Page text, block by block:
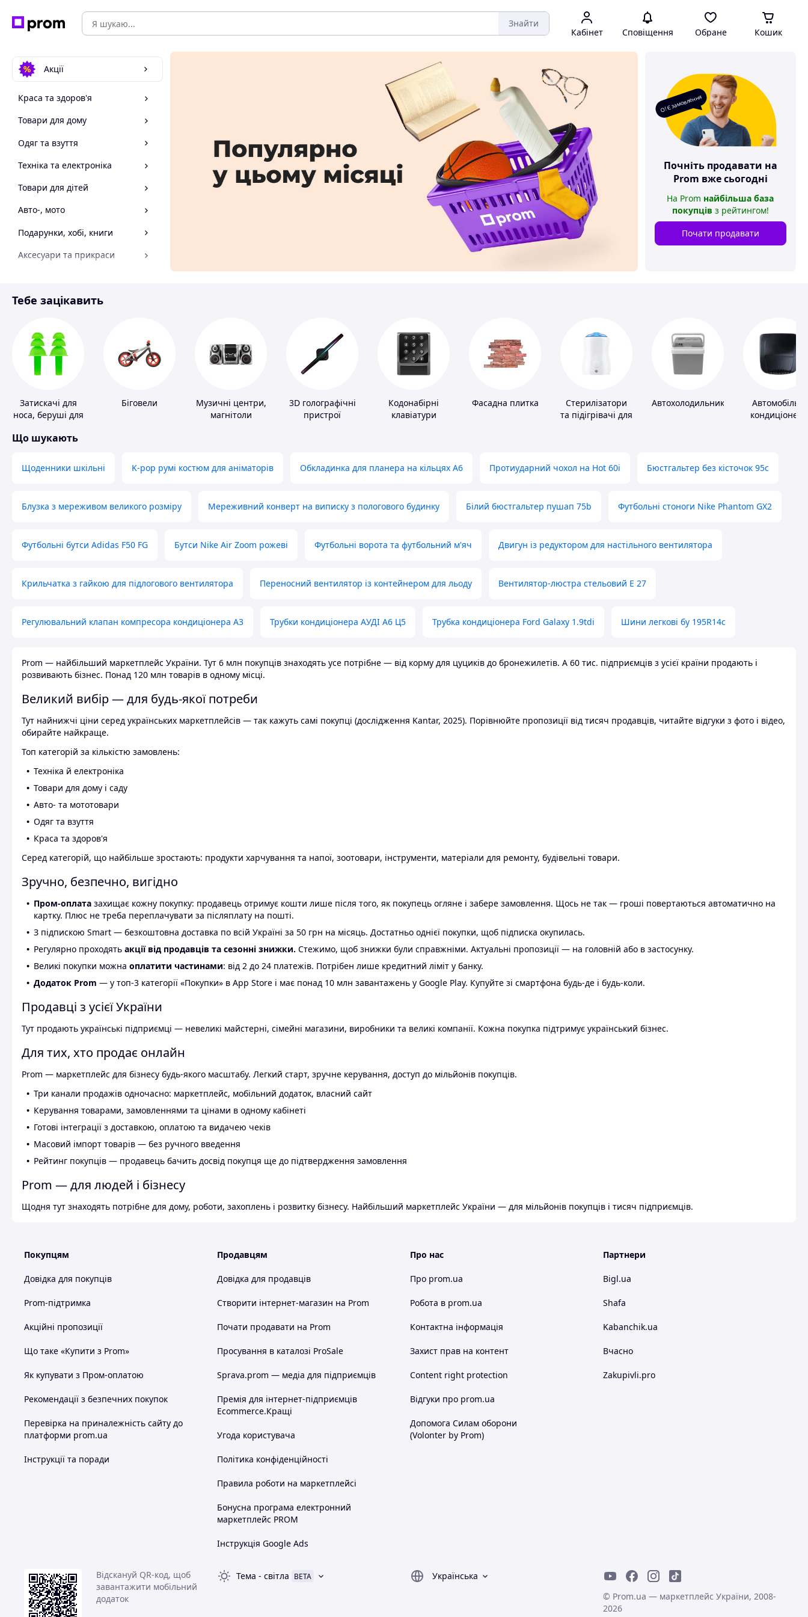
Знайти
Кабінет Сповіщення Обране Кошик
Акції
Краса та здоров'я
Товари для дому
Одяг та взуття
Техніка та електроніка
Товари для дітей
Авто-, мото
Подарунки, хобі, книги
Аксесуари та прикраси
Спорт і відпочинок
О! Є замовлення
Почніть продавати на
Prom вже сьогодні
На Prom найбільша база
покупців з рейтингом!
Почати продавати
Тебе зацікавить
Затискачі для
носа, беруші для
Біговели
Музичні центри,
магнітоли
3D голографічні
пристрої
Кодонабірні
клавіатури
Фасадна плитка
Стерилізатори
та підігрівачі для
Автохолодильники
Автомобільні
кондиціонери
Що шукають
Щоденники шкільні K-pop румі костюм для аніматорів Обкладинка для планера на кільцях А6 Протиударний чохол на Hot 60i Бюстгальтер без кісточок 95с
Блузка з мереживом великого розміру Мереживний конверт на виписку з пологового будинку Білий бюстгальтер пушап 75b Футбольні стоноги Nike Phantom GX2
Футбольні бутси Adidas F50 FG Бутси Nike Air Zoom рожеві Футбольні ворота та футбольний м'яч Двигун із редуктором для настільного вентилятора
Крильчатка з гайкою для підлогового вентилятора Переносний вентилятор із контейнером для льоду Вентилятор-люстра стельовий E 27
Регулювальний клапан компресора кондиціонера А3 Трубки кондиціонера АУДІ А6 Ц5 Трубка кондиціонера Ford Galaxy 1.9tdi Шини легкові бу 195R14c
Prom — найбільший маркетплейс України. Тут 6 млн покупців знаходять усе потрібне — від корму для цуциків до бронежилетів. А 60 тис. підприємців з усієї країни продають і
розвивають бізнес. Понад 120 млн товарів в одному місці.
Великий вибір — для будь-якої потреби
Тут найнижчі ціни серед українських маркетплейсів — так кажуть самі покупці (дослідження Kantar, 2025). Порівнюйте пропозиції від тисяч продавців, читайте відгуки з фото і відео,
обирайте найкраще.
Топ категорій за кількістю замовлень:
Техніка й електроніка
Товари для дому і саду
Авто- та мототовари
Одяг та взуття
Краса та здоров'я
Серед категорій, що найбільше зростають: продукти харчування та напої, зоотовари, інструменти, матеріали для ремонту, будівельні товари.
Зручно, безпечно, вигідно
Пром-оплата захищає кожну покупку: продавець отримує кошти лише після того, як покупець огляне і забере замовлення. Щось не так — гроші повертаються автоматично на
картку. Плюс не треба переплачувати за післяплату на пошті.
З підпискою Smart — безкоштовна доставка по всій Україні за 50 грн на місяць. Достатньо однієї покупки, щоб підписка окупилась.
Регулярно проходять акції від продавців та сезонні знижки. Стежимо, щоб знижки були справжніми. Актуальні пропозиції — на головній або в застосунку.
Великі покупки можна оплатити частинами: від 2 до 24 платежів. Потрібен лише кредитний ліміт у банку.
Додаток Prom — у топ-3 категорії «Покупки» в App Store і має понад 10 млн завантажень у Google Play. Купуйте зі смартфона будь-де і будь-коли.
Продавці з усієї України
Тут продають українські підприємці — невеликі майстерні, сімейні магазини, виробники та великі компанії. Кожна покупка підтримує український бізнес.
Для тих, хто продає онлайн
Prom — маркетплейс для бізнесу будь-якого масштабу. Легкий старт, зручне керування, доступ до мільйонів покупців.
Три канали продажів одночасно: маркетплейс, мобільний додаток, власний сайт
Керування товарами, замовленнями та цінами в одному кабінеті
Готові інтеграції з доставкою, оплатою та видачею чеків
Масовий імпорт товарів — без ручного введення
Рейтинг покупців — продавець бачить досвід покупця ще до підтвердження замовлення
Prom — для людей і бізнесу
Щодня тут знаходять потрібне для дому, роботи, захоплень і розвитку бізнесу. Найбільший маркетплейс України — для мільйонів покупців і тисяч підприємців.
Покупцям
Довідка для покупців
Prom-підтримка
Акційні пропозиції
Що таке «Купити з Prom»
Як купувати з Пром-оплатою
Рекомендації з безпечних покупок
Перевірка на приналежність сайту до
платформи prom.ua
Інструкції та поради
Продавцям
Довідка для продавців
Створити інтернет-магазин на Prom
Почати продавати на Prom
Просування в каталозі ProSale
Sprava.prom — медіа для підприємців
Премія для інтернет-підприємців
Ecommerce.Кращі
Угода користувача
Політика конфіденційності
Правила роботи на маркетплейсі
Бонусна програма електронний
маркетплейс PROM
Інструкція Google Ads
Про нас
Про prom.ua
Робота в prom.ua
Контактна інформація
Захист прав на контент
Content right protection
Відгуки про prom.ua
Допомога Силам оборони
(Volonter by Prom)
Партнери
Bigl.ua
Shafa
Kabanchik.ua
Вчасно
Zakupivli.pro
Відскануй QR-код, щоб
завантажити мобільний
додаток
Тема - світла BETA
Українська
© Prom.ua — маркетплейс України, 2008-
2026